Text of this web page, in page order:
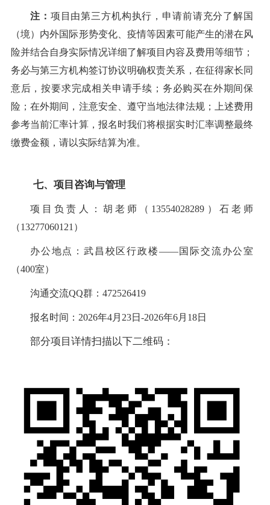
注： 项目由第三方机构执行，申请前请充分了解国
（境）内外国际形势变化、疫情等因素可能产生的潜在风
险并结合自身实际情况详细了解项目内容及费用等细节；
务必与第三方机构签订协议明确权责关系，在征得家长同
意后，按要求完成相关申请手续；务必购买在外期间保
险；在外期间，注意安全、遵守当地法律法规；上述费用
参考当前汇率计算，报名时我们将根据实时汇率调整最终
缴费金额，请以实际结算为准。
七、项目咨询与管理
项目负责人
：胡老师（13554028289）石老师
（13277060121）
办公地点 ： 武昌校区行政楼——国际交流办公室
（400室）
沟通交流QQ群：472526419
报名时间： 2026年4月23日-2026年6月18日
部分项目详情扫描以下二维码：